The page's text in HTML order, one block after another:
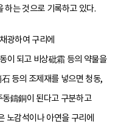
는 것으로 기록하고 있다.
광하여 구리에
이 되고 비상砒霜 등의 약물을
등의 조제재를 넣으면 청동,
鑄銅이 된다고 구분하고
노감석이나 아연을 구리에